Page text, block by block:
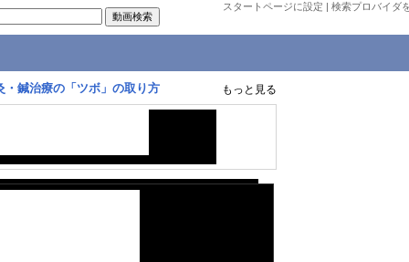
スタートページに設定 | 検索プロバイダ
・鍼治療の「ツボ」の取り方 もっと見る